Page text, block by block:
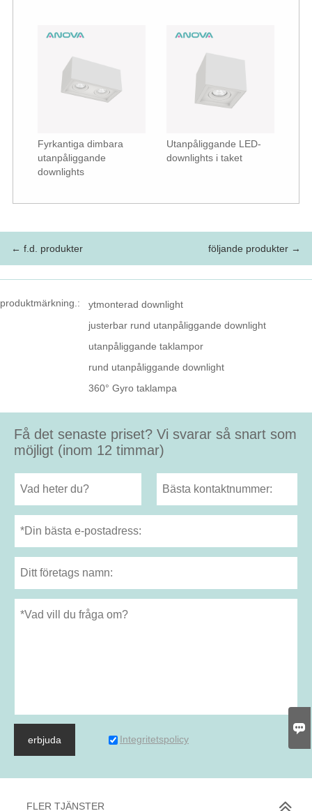
Fyrkantiga dimbara
utanpåliggande
downlights
Utanpåliggande LED-
downlights i taket
← f.d. produkter följande produkter →
produktmärkning.:
ytmonterad downlight
justerbar rund utanpåliggande downlight
utanpåliggande taklampor
rund utanpåliggande downlight
360° Gyro taklampa
Få det senaste priset? Vi svarar så snart som
möjligt (inom 12 timmar)
erbjuda Integritetspolicy
FLER TJÄNSTER
